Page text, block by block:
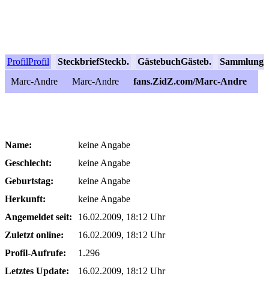
ProfilProfil SteckbriefSteckb. GästebuchGästeb. Sammlung
Marc-Andre
Marc-Andre fans.ZidZ.com/Marc-Andre
Name:
keine Angabe
Geschlecht:
keine Angabe
Geburtstag:
keine Angabe
Herkunft:
keine Angabe
Angemeldet seit:
16.02.2009, 18:12 Uhr
Zuletzt online:
16.02.2009, 18:12 Uhr
Profil-Aufrufe:
1.296
Letztes Update:
16.02.2009, 18:12 Uhr